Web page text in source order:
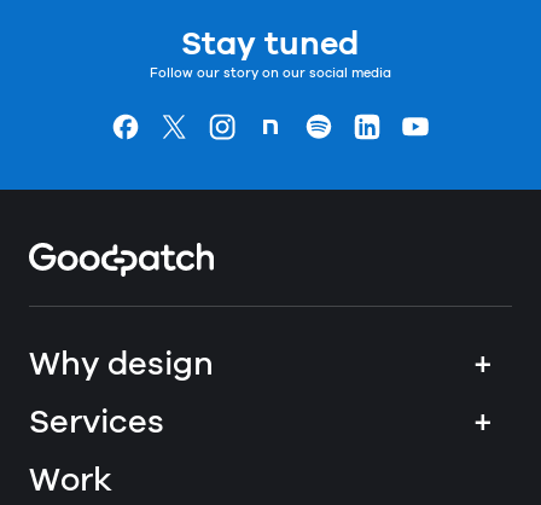
Stay tuned
Follow our story on our social media
Goodpatchの
ページ
Goodpatchの
ページ
Goodpatchの
ページGoodpatchの
ページ
Goodpatchの
ページ
Goodpatchの
ページ
Goodpatchの
Why design
+
Services
+
Work